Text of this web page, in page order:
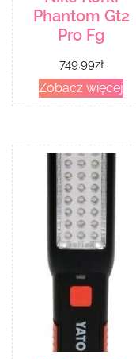
Phantom Gt2
Pro Fg
749.99zł
Zobacz więcej